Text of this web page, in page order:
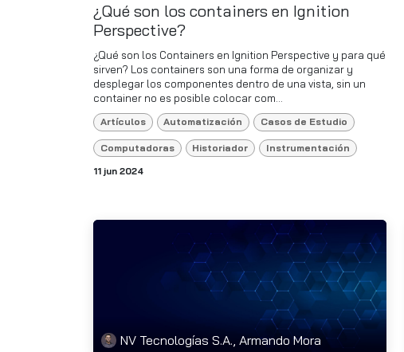
¿Qué son los containers en Ignition
Perspective?
¿Qué son los Containers en Ignition Perspective y para qué
sirven? Los containers son una forma de organizar y
desplegar los componentes dentro de una vista, sin un
container no es posible colocar com...
Artículos Automatización Casos de Estudio
Computadoras Historiador Instrumentación
11 jun 2024
NV Tecnologías S.A., Armando Mora